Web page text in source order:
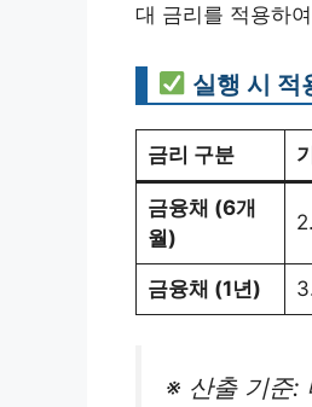
대 금리를 적용하
실행 시
금리 구분
금융채 (6개
월)
금융채 (1년)
※ 산출 기준: